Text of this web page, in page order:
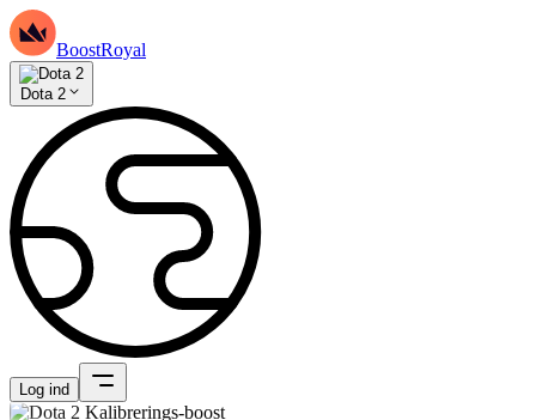
BoostRoyal
Dota 2
Log ind